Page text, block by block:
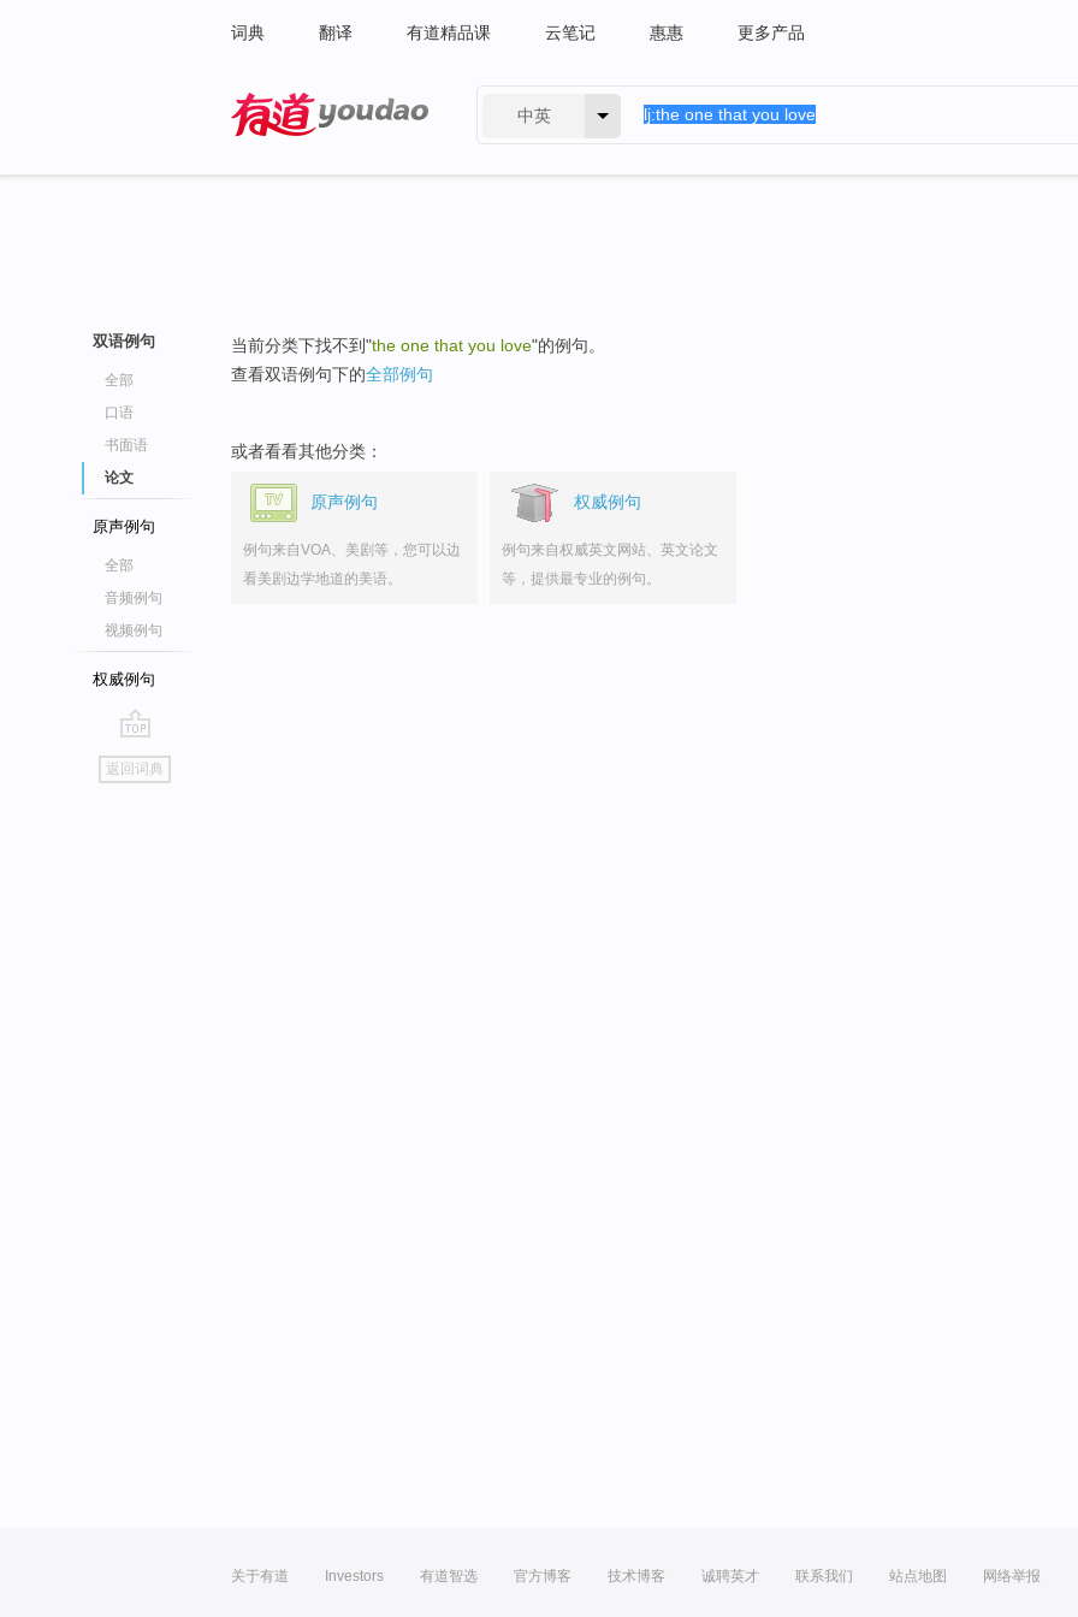
词典 翻译 有道精品课 云笔记 惠惠 更多产品
中英
双语例句
全部
口语
书面语
论文
原声例句
全部
音频例句
视频例句
权威例句
go
top
返回词典
当前分类下找不到"the one that you love"的例句。
查看双语例句下的全部例句
或者看看其他分类：
原声例句
例句来自VOA、美剧等，您可以边
看美剧边学地道的美语。
权威例句
例句来自权威英文网站、英文论文
等，提供最专业的例句。
关于有道 Investors 有道智选 官方博客 技术博客 诚聘英才 联系我们 站点地图 网络举报